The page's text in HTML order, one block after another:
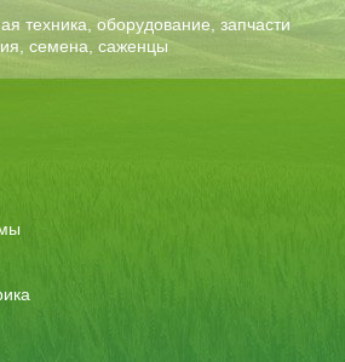
техника, оборудование, запчасти
семена, саженцы